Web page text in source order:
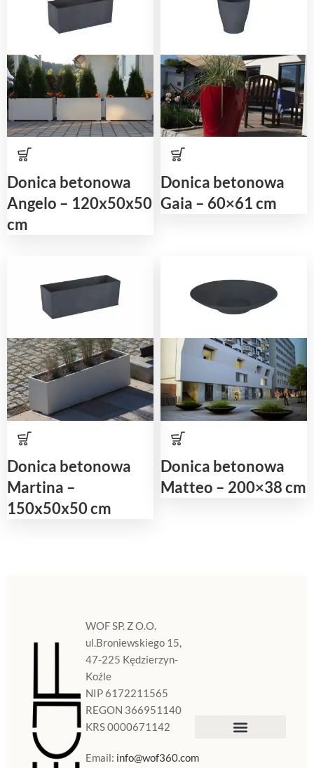
Donica betonowa
Angelo – 120x50x50
cm
Donica betonowa
Gaia – 60×61 cm
Donica betonowa
Martina –
150x50x50 cm
Donica betonowa
Matteo – 200×38 cm
WOF SP. Z O.O.
ul.Broniewskiego 15,
47-225 Kędzierzyn-
Koźle
NIP 6172211565
REGON 366951140
KRS 0000671142
Email: info@wof360.com